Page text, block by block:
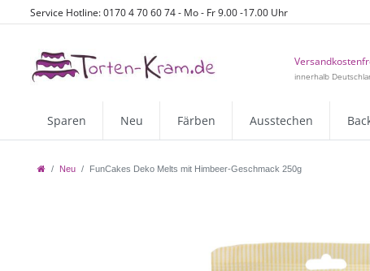
Service Hotline: 0170 4 70 60 74 - Mo - Fr 9.00 -17.00 Uhr
innerhalb
Sparen Neu Färben Ausstechen
Neu FunCakes Deko Melts mit Himbeer-Geschmack 250g